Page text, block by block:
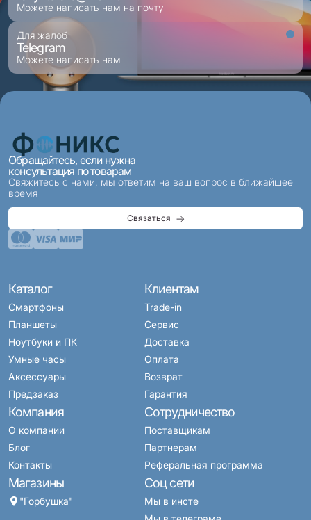
Можете написать нам на почту
Для жалоб
Telegram
Можете написать нам
Обращайтесь, если нужна
консультация по товарам
Свяжитесь с нами, мы ответим на ваш вопрос в ближайшее
время
Связаться
Каталог
Смартфоны
Планшеты
Ноутбуки и ПК
Умные часы
Аксессуары
Предзаказ
Клиентам
Trade-in
Сервис
Доставка
Оплата
Возврат
Гарантия
Компания
О компании
Блог
Контакты
Магазины
"Горбушка"
Сотрудничество
Поставщикам
Партнерам
Реферальная программа
Соц сети
Мы в инсте